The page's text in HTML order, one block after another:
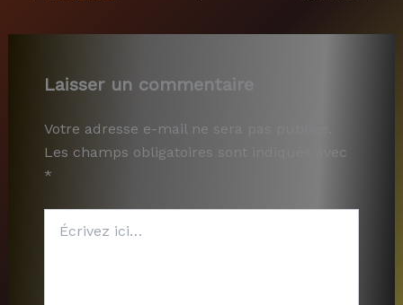
Laisser un commentaire
Votre adresse e-mail ne sera pas publiée.
Les champs obligatoires sont indiqués avec
*
ici…